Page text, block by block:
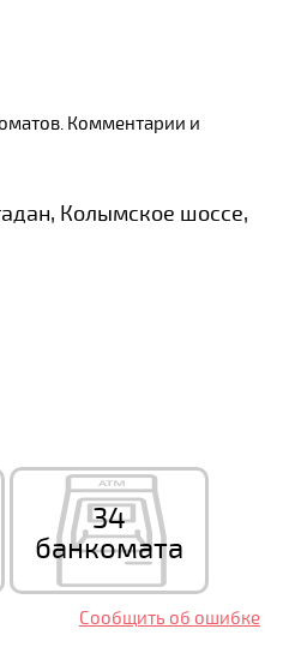
Комментарии и
Колымское шоссе,
34
банкомата
Сообщить об ошибке